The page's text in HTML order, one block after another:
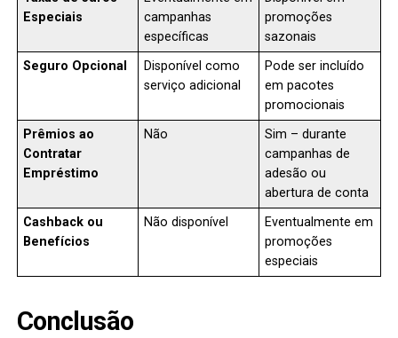
Especiais
campanhas
específicas
promoções
sazonais
Seguro Opcional
Disponível como
serviço adicional
Pode ser incluído
em pacotes
promocionais
Prêmios ao
Contratar
Empréstimo
Não
Sim – durante
campanhas de
adesão ou
abertura de conta
Cashback ou
Benefícios
Não disponível
Eventualmente em
promoções
especiais
Conclusão